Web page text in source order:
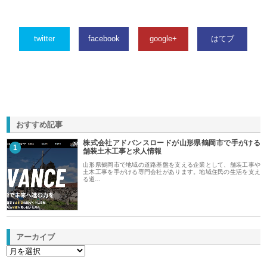
twitter facebook google+ はてブ
おすすめ記事
1
株式会社アドバンスロードが山形県鶴岡市で手がける
舗装土木工事と求人情報
山形県鶴岡市で地域の道路基盤を支える企業として、舗装工事や
土木工事を手がける専門会社があります。地域住民の生活を支え
る道…
アーカイブ